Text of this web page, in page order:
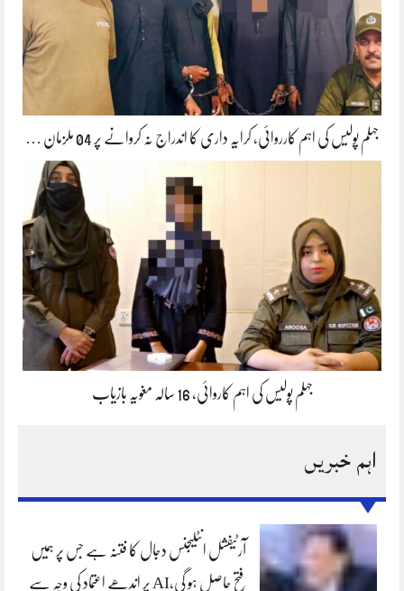
جہلم پولیس کی اہم کارروائی، کرایہ داری کا اندراج نہ کروانے پر 04 ملزمان …
جہلم پولیس کی اہم کاروائی، 16 سالہ مغویہ بازیاب
اہم خبریں
آرٹیفشل انٹلیجنس دجال کا فتنہ ہے جس پر ہمیں
فتح حاصل ہو گی،AI پر اندھے اعتماد کی وجہ سے